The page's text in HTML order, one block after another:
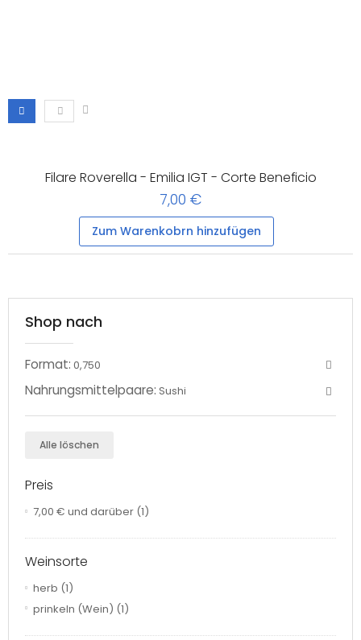
Filare Roverella - Emilia IGT - Corte Beneficio
7,00 €
Zum Warenkobrn hinzufügen
Shop nach
Format: 0,750
Nahrungsmittelpaare: Sushi
Alle löschen
Preis
7,00 € und darüber (1)
Weinsorte
herb (1)
prinkeln (Wein) (1)